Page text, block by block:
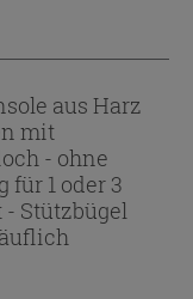
aus Harz
mit
- ohne
1 oder 3
Stützbügel